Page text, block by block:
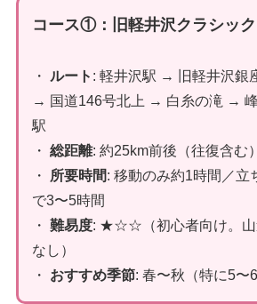
コース①：旧軽井沢クラシッ
・ ルート : 軽井沢駅 → 旧軽井沢銀
→ 国道146号北上 → 白糸の滝 →
駅
・ 総距離: 約25km前後（往復含む）
・ 所要時間: 移動のみ約1時間／立
で3〜5時間
・ 難易度: ★☆☆（初心者向け。山
なし）
・ おすすめ季節: 春〜秋（特に5〜